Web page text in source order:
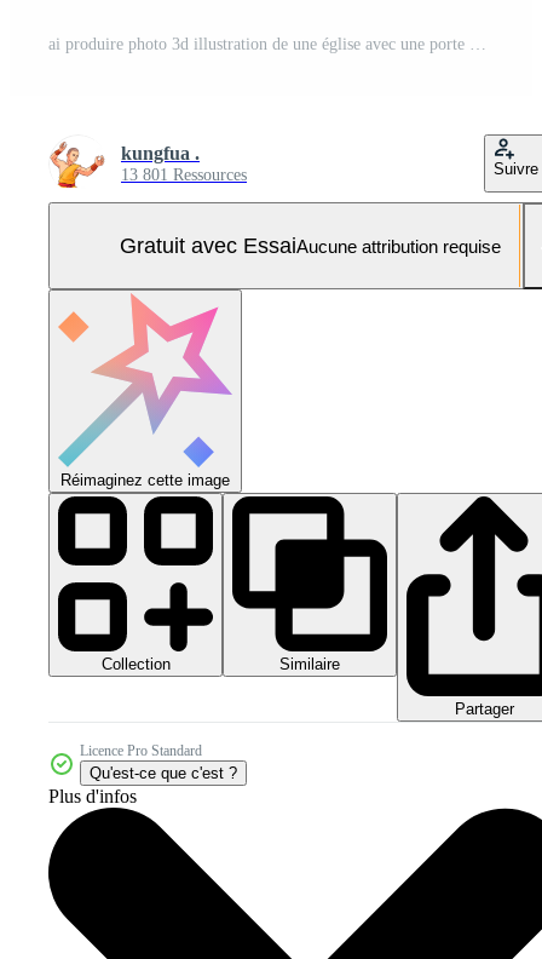
ai produire photo 3d illustration de une église avec une porte dans le milieu Photo Pro
kungfua .
13 801 Ressources Suivre
Gratuit avec EssaiAucune attribution requise
Réimaginez cette image
Collection Similaire
Partager
Licence Pro Standard
Qu'est-ce que c'est ?
Plus d'infos